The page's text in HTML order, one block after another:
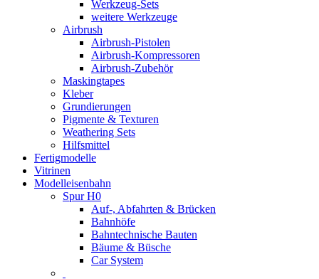
Werkzeug-Sets
weitere Werkzeuge
Airbrush
Airbrush-Pistolen
Airbrush-Kompressoren
Airbrush-Zubehör
Maskingtapes
Kleber
Grundierungen
Pigmente & Texturen
Weathering Sets
Hilfsmittel
Fertigmodelle
Vitrinen
Modelleisenbahn
Spur H0
Auf-, Abfahrten & Brücken
Bahnhöfe
Bahntechnische Bauten
Bäume & Büsche
Car System